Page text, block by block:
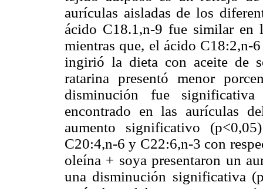
aurículas aisladas de los
ácido C18.1,n-9 fue similar en
mientras que, el ácido C18:2,n-
ingirió la dieta con aceite de
ratarina presentó menor
disminución fue
encontrado en las aurículas
aumento significativo
C20:4,n-6 y C22:6,n-3 con
oleína + soya presentaron un
una disminución significativa